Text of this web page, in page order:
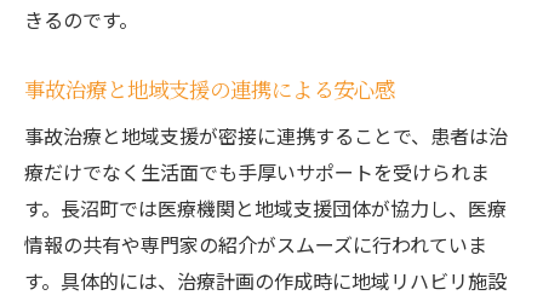
きるのです。
事故治療と地域支援の連携による安心感
事故治療と地域支援が密接に連携することで、患者は治
療だけでなく生活面でも手厚いサポートを受けられま
す。長沼町では医療機関と地域支援団体が協力し、医療
情報の共有や専門家の紹介がスムーズに行われていま
す。具体的には、治療計画の作成時に地域リハビリ施設